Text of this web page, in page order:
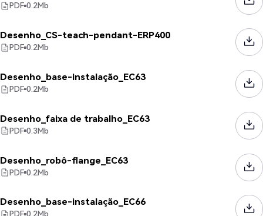
PDF 0.2Mb
Desenho_CS-teach-pendant-ERP400
PDF 0.2Mb
Desenho_base-instalação_EC63
PDF 0.2Mb
Desenho_faixa de trabalho_EC63
PDF 0.3Mb
Desenho_robô-flange_EC63
PDF 0.2Mb
Desenho_base-instalação_EC66
PDF 0.2Mb